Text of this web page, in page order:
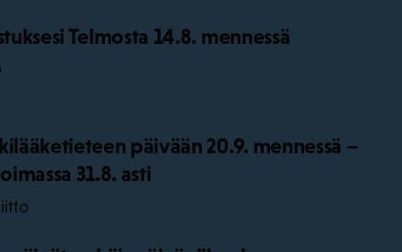
Telmosta 14.8. mennessä
päivään 20.9. mennessä –
31.8. asti